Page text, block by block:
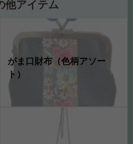
他アイテム
がま口財布（色柄アソー
ト）